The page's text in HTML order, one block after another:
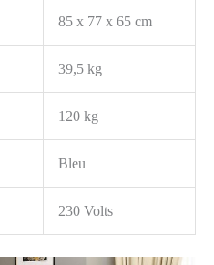
85 x 77 x 65 cm
39,5 kg
120 kg
Bleu
230 Volts